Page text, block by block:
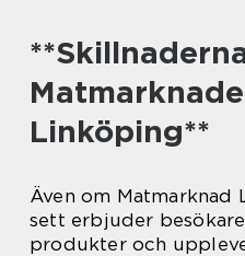
Linköping**
Även om
sett erbjuder
produkter och